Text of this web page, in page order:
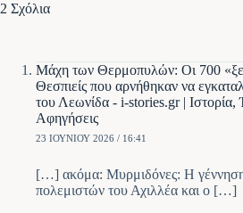
2 Σχόλια
Μάχη των Θερμοπυλών: Οι 700
Θεσπιείς που αρνήθηκαν να
του Λεωνίδα - i-stories.gr |
Αφηγήσεις
23 ΙΟΥΝΊΟΥ 2026 / 16:41
[…] ακόμα: Μυρμιδόνες: Η
πολεμιστών του Αχιλλέα και ο […]